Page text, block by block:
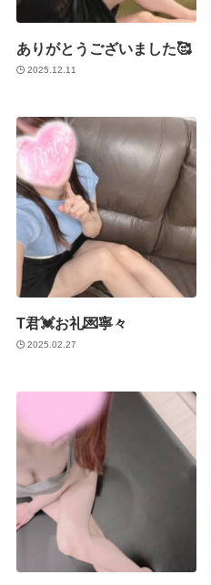
ありがとうございました🥰
2025.12.11
T君💓お礼💌寧々
2025.02.27